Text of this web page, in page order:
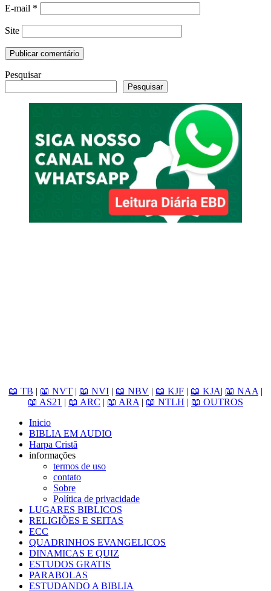
E-mail *
Site
Pesquisar
Pesquisar
📖 TB | 📖 NVT | 📖 NVI | 📖 NBV | 📖 KJF | 📖 KJA| 📖 NAA |
📖 AS21 | 📖 ARC | 📖 ARA | 📖 NTLH | 📖 OUTROS
Inicio
BIBLIA EM AUDIO
Harpa Cristã
informações
termos de uso
contato
Sobre
Política de privacidade
LUGARES BIBLICOS
RELIGIÕES E SEITAS
ECC
QUADRINHOS EVANGELICOS
DINAMICAS E QUIZ
ESTUDOS GRATIS
PARABOLAS
ESTUDANDO A BIBLIA